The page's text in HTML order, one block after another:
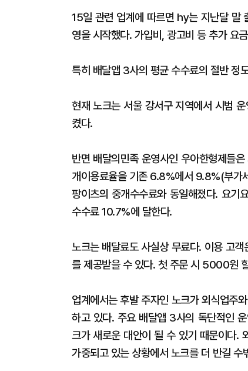
15일 관련 업계에 따르면 hy는 지난달 말
영을 시작했다. 가입비, 광고비 등 추가 요
특히 배달앱 3사의 평균 수수료의 절반 정
현재 노크는 서울 강서구 지역에서 시범
켰다.
반면 배달의민족 운영사인 우아한형제들
개이용료율을 기존 6.8%에서 9.8%(부가
팡이츠의 중개수수료와 동일해졌다. 요
수수료 10.7%에 달한다.
노크는 배달료도 사실상 무료다. 이용 고
를 제공받을 수 있다. 첫 주문 시 5000원
업계에서는 후발 주자인 노크가 외식업주
하고 있다. 주요 배달앱 3사의 독단적인
크가 새로운 대안이 될 수 있기 때문이다.
가중되고 있는 상황에서 노크를 더 반길 수